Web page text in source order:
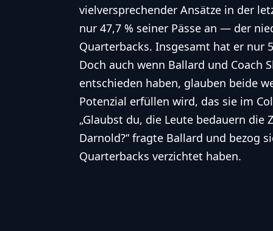
vielversprechender Ansätze in der
nur 47,7 % seiner Pässe an — der
Quarterbacks. Insgesamt hat er nur
Doch auch wenn Ballard und Coach
entschieden haben, glauben beide
Potenzial erfüllen wird, das sie im
„Glaubst du, die Leute bedauern die
Darnold?“ fragte Ballard und bezog
Quarterbacks verzichtet haben.